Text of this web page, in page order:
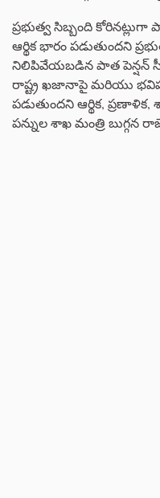
ప్రభుత్వ సిబ్బంది
ఆర్థిక భారం పడుతుందని
నిలిపివేయబడిన పాత పెన్షన్
రాష్ట్ర ఖజానాపై మరియు
పడుతుందని ఆర్థిక,
పన్నుల శాఖ మంత్రి బుగ్గన